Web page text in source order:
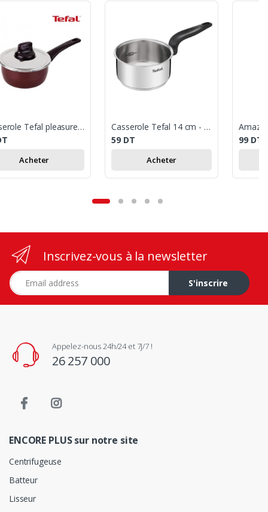
Casserole Tefal pleasure 16cm - Rouge
Acheter
Casserole Tefal 14 cm - Inox
59 DT
Acheter
99 DT
Inscrivez-vous à la newsletter
Adresse e-mail
S'inscrire
Appelez-nous 24h/24 et 7j/7 !
26 257 000
ENCORE PLUS sur notre site
Centrifugeuse
Batteur
Lisseur